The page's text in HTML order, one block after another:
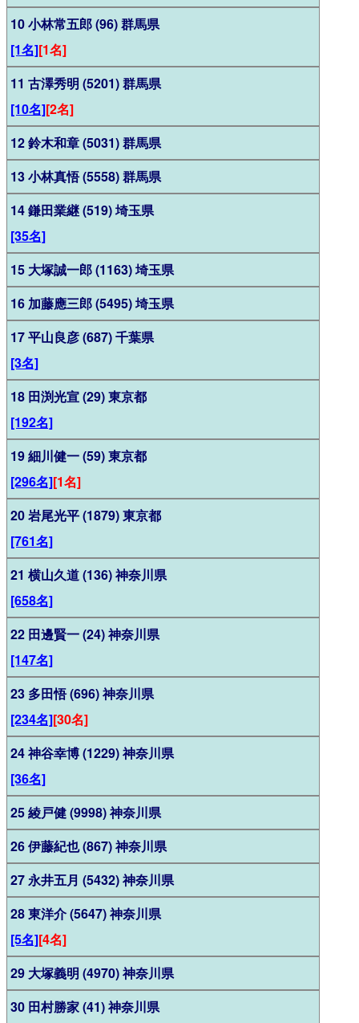
10 小林常五郎 (96) 群馬県
[1名][1名]
11 古澤秀明 (5201) 群馬県
[10名][2名]
12 鈴木和章 (5031) 群馬県
13 小林真悟 (5558) 群馬県
14 鎌田業継 (519) 埼玉県
[35名]
15 大塚誠一郎 (1163) 埼玉県
16 加藤應三郎 (5495) 埼玉県
17 平山良彦 (687) 千葉県
[3名]
18 田渕光宣 (29) 東京都
[192名]
19 細川健一 (59) 東京都
[296名][1名]
20 岩尾光平 (1879) 東京都
[761名]
21 横山久道 (136) 神奈川県
[658名]
22 田邊賢一 (24) 神奈川県
[147名]
23 多田悟 (696) 神奈川県
[234名][30名]
24 神谷幸博 (1229) 神奈川県
[36名]
25 綾戸健 (9998) 神奈川県
26 伊藤紀也 (867) 神奈川県
27 永井五月 (5432) 神奈川県
28 東洋介 (5647) 神奈川県
[5名][4名]
29 大塚義明 (4970) 神奈川県
30 田村勝家 (41) 神奈川県